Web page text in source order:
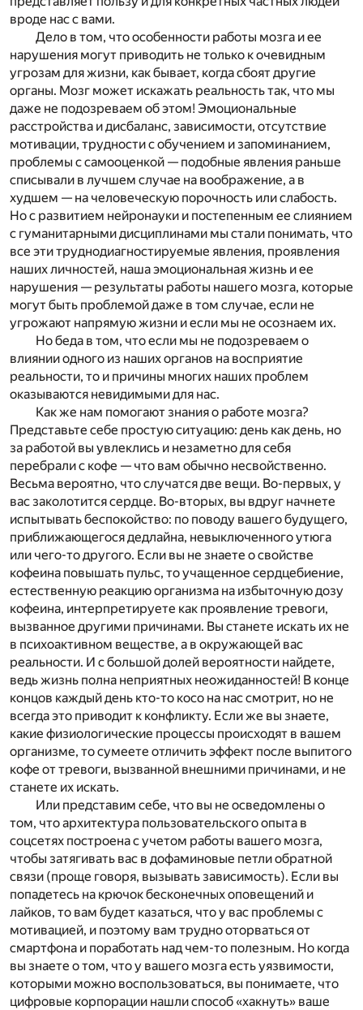
вроде нас с вами.
Дело в том, что особенности работы мозга и ее
нарушения могут приводить не только к очевидным
угрозам для жизни, как бывает, когда сбоят другие
органы. Мозг может искажать реальность так, что мы
даже не подозреваем об этом! Эмоциональные
расстройства и дисбаланс, зависимости, отсутствие
мотивации, трудности с обучением и запоминанием,
проблемы с самооценкой — подобные явления раньше
списывали в лучшем случае на воображение, а в
худшем — на человеческую порочность или слабость.
Но с развитием нейронауки и постепенным ее слиянием
с гуманитарными дисциплинами мы стали понимать, что
все эти труднодиагностируемые явления, проявления
наших личностей, наша эмоциональная жизнь и ее
нарушения — результаты работы нашего мозга, которые
могут быть проблемой даже в том случае, если не
угрожают напрямую жизни и если мы не осознаем их.
Но беда в том, что если мы не подозреваем о
влиянии одного из наших органов на восприятие
реальности, то и причины многих наших проблем
оказываются невидимыми для нас.
Как же нам помогают знания о работе мозга?
Представьте себе простую ситуацию: день как день, но
за работой вы увлеклись и незаметно для себя
перебрали с кофе — что вам обычно несвойственно.
Весьма вероятно, что случатся две вещи. Во-первых, у
вас заколотится сердце. Во-вторых, вы вдруг начнете
испытывать беспокойство: по поводу вашего будущего,
приближающегося дедлайна, невыключенного утюга
или чего-то другого. Если вы не знаете о свойстве
кофеина повышать пульс, то учащенное сердцебиение,
естественную реакцию организма на избыточную дозу
кофеина, интерпретируете как проявление тревоги,
вызванное другими причинами. Вы станете искать их не
в психоактивном веществе, а в окружающей вас
реальности. И с большой долей вероятности найдете,
ведь жизнь полна неприятных неожиданностей! В конце
концов каждый день кто-то косо на нас смотрит, но не
всегда это приводит к конфликту. Если же вы знаете,
какие физиологические процессы происходят в вашем
организме, то сумеете отличить эффект после выпитого
кофе от тревоги, вызванной внешними причинами, и не
станете их искать.
Или представим себе, что вы не осведомлены о
том, что архитектура пользовательского опыта в
соцсетях построена с учетом работы вашего мозга,
чтобы затягивать вас в дофаминовые петли обратной
связи (проще говоря, вызывать зависимость). Если вы
попадетесь на крючок бесконечных оповещений и
лайков, то вам будет казаться, что у вас проблемы с
мотивацией, и поэтому вам трудно оторваться от
смартфона и поработать над чем-то полезным. Но когда
вы знаете о том, что у вашего мозга есть уязвимости,
которыми можно воспользоваться, вы понимаете, что
цифровые корпорации нашли способ «хакнуть» ваше